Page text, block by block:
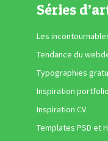
Séries
Les
Tendance du
Typographies
Inspiration portfolio
Inspiration CV
Templates PSD et